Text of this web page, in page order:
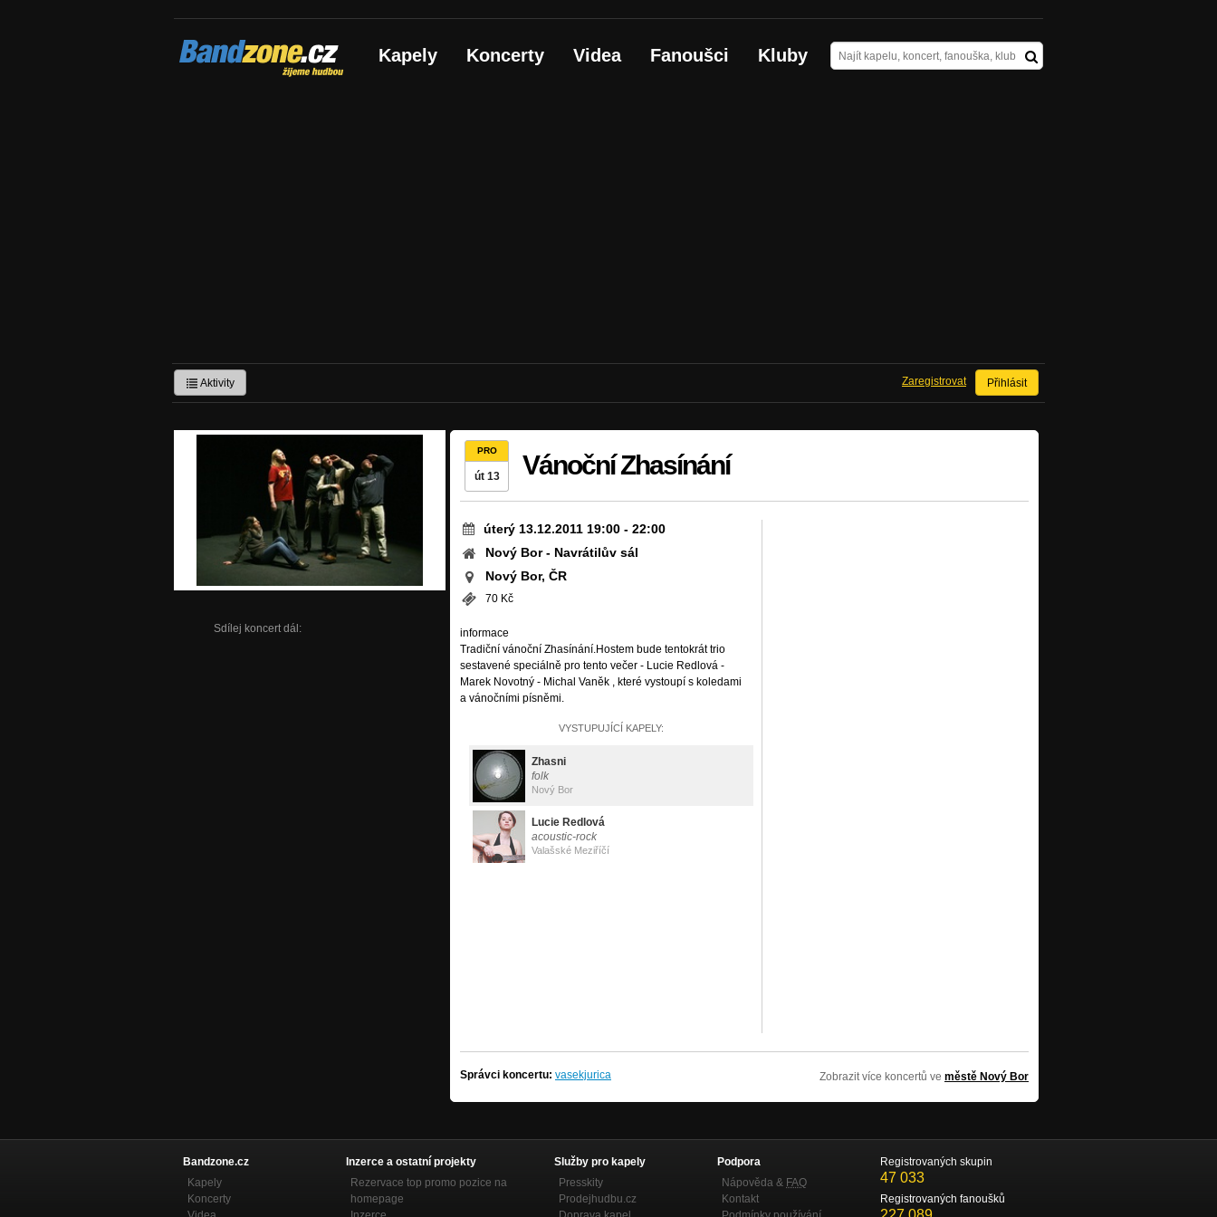
Bandzone.cz
žijeme hudbou Kapely Koncerty Videa Fanoušci Kluby
Aktivity Přihlásit
Zaregistrovat
Sdílej koncert dál:
PRO
út 13 Vánoční Zhasínání
úterý 13.12.2011 19:00 - 22:00
Nový Bor - Navrátilův sál
Nový Bor, ČR
70 Kč
informace
Tradiční vánoční Zhasínání.Hostem bude tentokrát trio
sestavené speciálně pro tento večer - Lucie Redlová -
Marek Novotný - Michal Vaněk , které vystoupí s koledami
a vánočními písněmi.
VYSTUPUJÍCÍ KAPELY:
Zhasni
folk
Nový Bor
Lucie Redlová
acoustic-rock
Valašské Meziříčí
Správci koncertu: vasekjurica Zobrazit více koncertů ve městě Nový Bor
Bandzone.cz
Kapely
Koncerty
Inzerce a ostatní projekty
Rezervace top promo pozice na
homepage
Služby pro kapely
Presskity
Prodejhudbu.cz
Podpora
Nápověda & FAQ
Kontakt
Registrovaných skupin
47 033
Registrovaných fanoušků